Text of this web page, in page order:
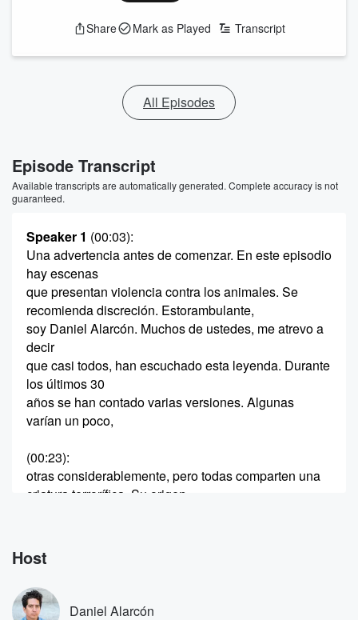
Share Mark as Played Transcript
All Episodes
Episode Transcript
Available transcripts are automatically generated. Complete accuracy is not
guaranteed.
Speaker 1 (00:03):
Una advertencia antes de comenzar. En este episodio
hay escenas
que presentan violencia contra los animales. Se
recomienda discreción. Estorambulante,
soy Daniel Alarcón. Muchos de ustedes, me atrevo a
decir
que casi todos, han escuchado esta leyenda. Durante
los últimos 30
años se han contado varias versiones. Algunas
varían un poco,
(00:23):
otras considerablemente, pero todas comparten una
criatura terrorífica. Su origen
de Canóvanas, al noreste de la isla, una serie de
incidentes extraordinarios provocaron pánico durante
la década de los 90 y
desataron decenas de documentales y reportajes.
Host
Daniel Alarcón